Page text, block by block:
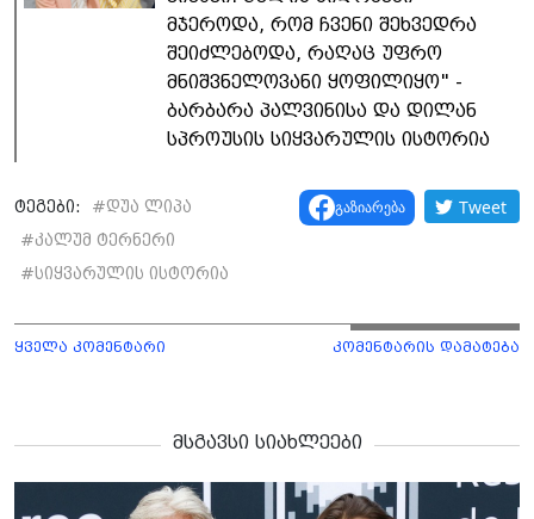
მჯეროდა, რომ ჩვენი შეხვედრა
შეიძლებოდა, რაღაც უფრო
მნიშვნელოვანი ყოფილიყო" -
ბარბარა პალვინისა და დილან
სპროუსის სიყვარულის ისტორია
ტეგები: #დუა ლიპა
#კალუმ ტერნერი
#სიყვარულის ისტორია
გაზიარება Tweet
ყველა კომენტარი კომენტარის დამატება
მსგავსი სიახლეები